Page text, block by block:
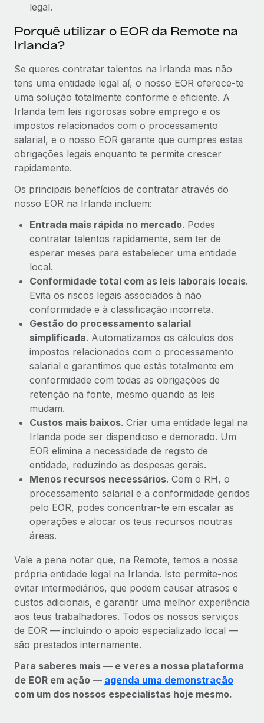
legal.
Porquê utilizar o EOR da Remote na
Irlanda?
Se queres contratar talentos na Irlanda mas não
tens uma entidade legal aí, o nosso EOR oferece-te
uma solução totalmente conforme e eficiente. A
Irlanda tem leis rigorosas sobre emprego e os
impostos relacionados com o processamento
salarial, e o nosso EOR garante que cumpres estas
obrigações legais enquanto te permite crescer
rapidamente.
Os principais benefícios de contratar através do
nosso EOR na Irlanda incluem:
Entrada mais rápida no mercado. Podes
contratar talentos rapidamente, sem ter de
esperar meses para estabelecer uma entidade
local.
Conformidade total com as leis laborais locais.
Evita os riscos legais associados à não
conformidade e à classificação incorreta.
Gestão do processamento salarial
simplificada. Automatizamos os cálculos dos
impostos relacionados com o processamento
salarial e garantimos que estás totalmente em
conformidade com todas as obrigações de
retenção na fonte, mesmo quando as leis
mudam.
Custos mais baixos. Criar uma entidade legal na
Irlanda pode ser dispendioso e demorado. Um
EOR elimina a necessidade de registo de
entidade, reduzindo as despesas gerais.
Menos recursos necessários. Com o RH, o
processamento salarial e a conformidade geridos
pelo EOR, podes concentrar-te em escalar as
operações e alocar os teus recursos noutras
áreas.
Vale a pena notar que, na Remote, temos a nossa
própria entidade legal na Irlanda. Isto permite-nos
evitar intermediários, que podem causar atrasos e
custos adicionais, e garantir uma melhor experiência
aos teus trabalhadores. Todos os nossos serviços
de EOR — incluindo o apoio especializado local —
são prestados internamente.
Para saberes mais — e veres a nossa plataforma
de EOR em ação — agenda uma demonstração
com um dos nossos especialistas hoje mesmo.